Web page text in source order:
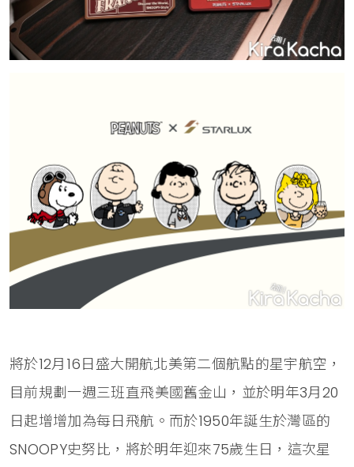
將於12月16日盛大開航北美第二個航點的星宇航空，
目前規劃一週三班直飛美國舊金山，並於明年3月20
日起增增加為每日飛航。而於1950年誕生於灣區的
SNOOPY史努比，將於明年迎來75歲生日，這次星